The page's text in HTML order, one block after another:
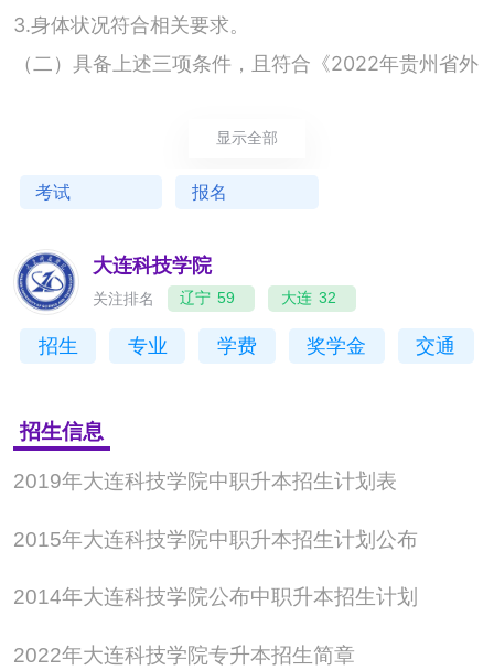
3.身体状况符合相关要求。
（二）具备上述三项条件，且符合《2022年贵州省外
外来人员随迁子女考生，可以报名参加普通高等学校
招生全国统一考试。
通高等学校招生全国统一考试。
1.持有香港或澳门居民身份证，同时持有《港澳居民
来往内地通行证》或《港澳居民居住证》，高中阶段
2.持有台湾居住的有效身份证明，同时持有《台湾居
民来往内地通行证》或《台湾居民居住证》，高中阶
段在我省连续就读满3年，有我省高中3年完整学籍的
3.在我省定居，高中阶段在我省连续就读满3年，有我
省高中3年完整学籍且持有《中华人民共和国外国人
显示全部
考试 报名
大连科技学院
关注排名 辽宁 59 大连 32
招生 专业 学费 奖学金 交通
招生信息
2019年大连科技学院中职升本招生计划表
2015年大连科技学院中职升本招生计划公布
2014年大连科技学院公布中职升本招生计划
2022年大连科技学院专升本招生简章